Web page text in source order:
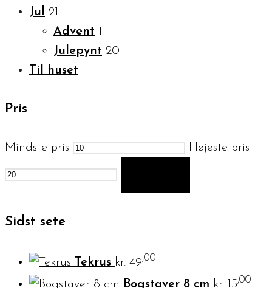
Jul 21
Advent 1
Julepynt 20
Til huset 1
Pris
Mindste pris Højeste pris
Sidst sete
Tekrus kr. 49,00
Bogstaver 8 cm kr. 15,00